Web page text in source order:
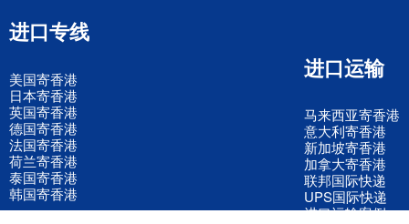
进口专线
美国寄香港
日本寄香港
英国寄香港
德国寄香港
法国寄香港
荷兰寄香港
泰国寄香港
韩国寄香港
进口运输
马来西亚寄香港
意大利寄香港
新加坡寄香港
加拿大寄香港
联邦国际快递
UPS国际快递
进口运输案例